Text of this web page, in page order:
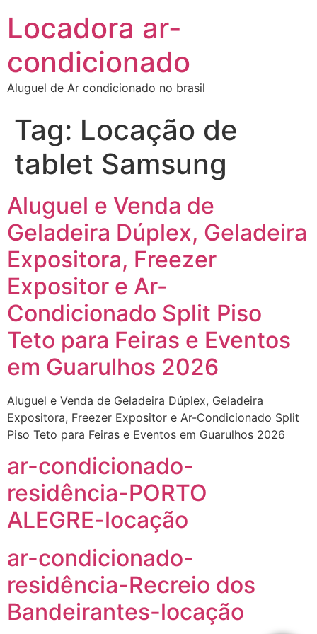
Locadora ar-
condicionado
Aluguel de Ar condicionado no brasil
Tag: Locação de
tablet Samsung
Aluguel e Venda de
Geladeira Dúplex, Geladeira
Expositora, Freezer
Expositor e Ar-
Condicionado Split Piso
Teto para Feiras e Eventos
em Guarulhos 2026
Aluguel e Venda de Geladeira Dúplex, Geladeira
Expositora, Freezer Expositor e Ar-Condicionado Split
Piso Teto para Feiras e Eventos em Guarulhos 2026
ar-condicionado-
residência-PORTO
ALEGRE-locação
ar-condicionado-
residência-Recreio dos
Bandeirantes-locação